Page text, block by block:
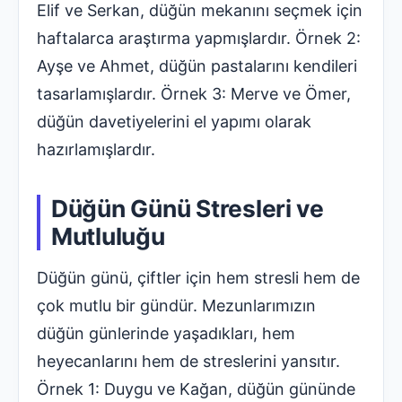
Elif ve Serkan, düğün mekanını seçmek için
haftalarca araştırma yapmışlardır. Örnek 2:
Ayşe ve Ahmet, düğün pastalarını kendileri
tasarlamışlardır. Örnek 3: Merve ve Ömer,
düğün davetiyelerini el yapımı olarak
hazırlamışlardır.
Düğün Günü Stresleri ve
Mutluluğu
Düğün günü, çiftler için hem stresli hem de
çok mutlu bir gündür. Mezunlarımızın
düğün günlerinde yaşadıkları, hem
heyecanlarını hem de streslerini yansıtır.
Örnek 1: Duygu ve Kağan, düğün gününde